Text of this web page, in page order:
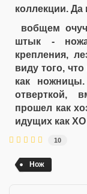
коллекции.
вобщем
штык -
крепления,
виду того,
как
отверткой,
прошел как
идущих как ХО
10
Нож